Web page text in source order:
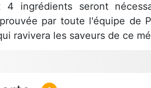
ingrédients seront
par toute l'équipe de
ravivera les saveurs de ce